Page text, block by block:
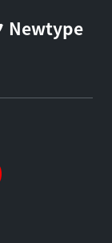
Newtype